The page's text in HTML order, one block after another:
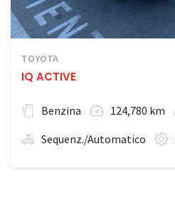
TOYOTA
IQ ACTIVE
Benzina 124,780 km
Sequenz./Automatico